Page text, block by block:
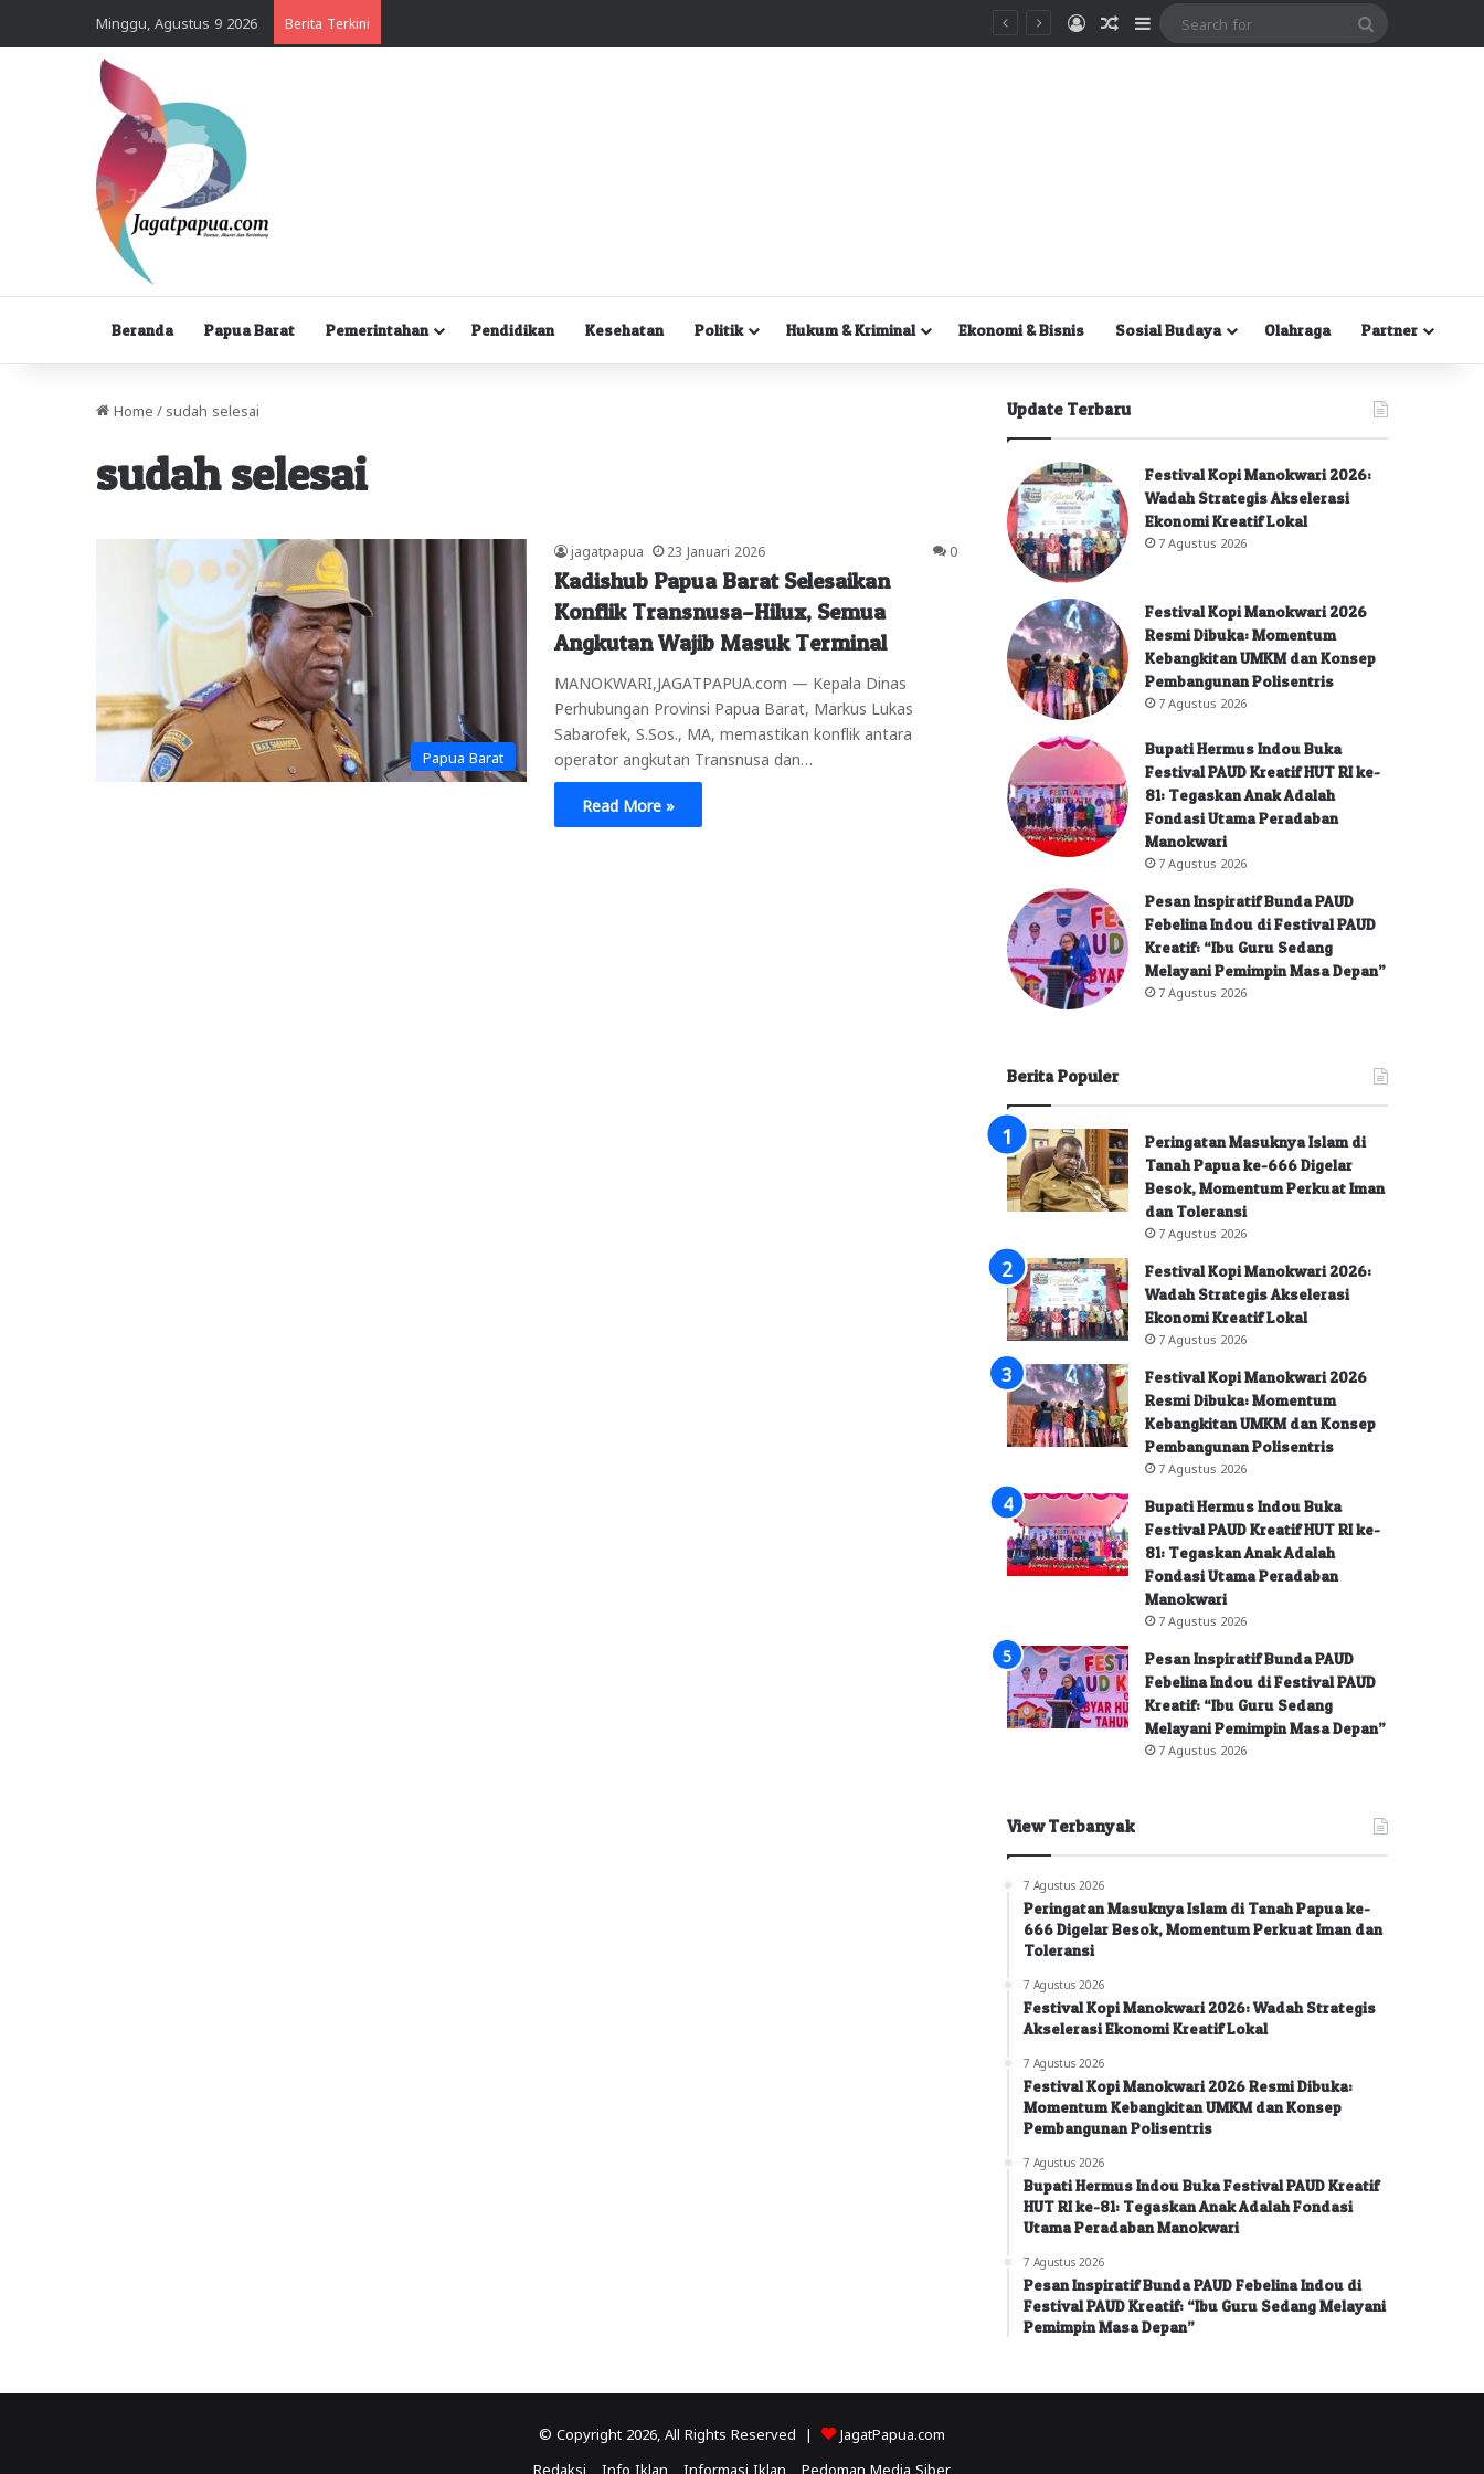
Minggu, Agustus 9 2026 Berita Terkini MasukRandom Article
Sidebar
Beranda Papua Barat Pemerintahan Pendidikan Kesehatan Politik Hukum & Kriminal Ekonomi & Bisnis Sosial Budaya Olahraga Partner
Home / sudah selesai
sudah selesai
Papua Barat
jagatpapua 23 Januari 2026 0
Kadishub Papua Barat Selesaikan
Konflik Transnusa–Hilux, Semua
Angkutan Wajib Masuk Terminal
MANOKWARI,JAGATPAPUA.com — Kepala Dinas
Perhubungan Provinsi Papua Barat, Markus Lukas
Sabarofek, S.Sos., MA, memastikan konflik antara
operator angkutan Transnusa dan…
Read More »
Update Terbaru
Festival Kopi Manokwari 2026:
Wadah Strategis Akselerasi
Ekonomi Kreatif Lokal
7 Agustus 2026
Festival Kopi Manokwari 2026
Resmi Dibuka: Momentum
Kebangkitan UMKM dan Konsep
Pembangunan Polisentris
7 Agustus 2026
Bupati Hermus Indou Buka
Festival PAUD Kreatif HUT RI ke-
81: Tegaskan Anak Adalah
Fondasi Utama Peradaban
Manokwari
7 Agustus 2026
Pesan Inspiratif Bunda PAUD
Febelina Indou di Festival PAUD
Kreatif: “Ibu Guru Sedang
Melayani Pemimpin Masa Depan”
7 Agustus 2026
Berita Populer
Peringatan Masuknya Islam di
Tanah Papua ke-666 Digelar
Besok, Momentum Perkuat Iman
dan Toleransi
7 Agustus 2026
Festival Kopi Manokwari 2026:
Wadah Strategis Akselerasi
Ekonomi Kreatif Lokal
7 Agustus 2026
Festival Kopi Manokwari 2026
Resmi Dibuka: Momentum
Kebangkitan UMKM dan Konsep
Pembangunan Polisentris
7 Agustus 2026
Bupati Hermus Indou Buka
Festival PAUD Kreatif HUT RI ke-
81: Tegaskan Anak Adalah
Fondasi Utama Peradaban
Manokwari
7 Agustus 2026
Pesan Inspiratif Bunda PAUD
Febelina Indou di Festival PAUD
Kreatif: “Ibu Guru Sedang
Melayani Pemimpin Masa Depan”
7 Agustus 2026
View Terbanyak
7 Agustus 2026
Peringatan Masuknya Islam di Tanah Papua ke-
666 Digelar Besok, Momentum Perkuat Iman dan
Toleransi
7 Agustus 2026
Festival Kopi Manokwari 2026: Wadah Strategis
Akselerasi Ekonomi Kreatif Lokal
7 Agustus 2026
Festival Kopi Manokwari 2026 Resmi Dibuka:
Momentum Kebangkitan UMKM dan Konsep
Pembangunan Polisentris
7 Agustus 2026
Bupati Hermus Indou Buka Festival PAUD Kreatif
HUT RI ke-81: Tegaskan Anak Adalah Fondasi
Utama Peradaban Manokwari
7 Agustus 2026
Pesan Inspiratif Bunda PAUD Febelina Indou di
Festival PAUD Kreatif: “Ibu Guru Sedang Melayani
Pemimpin Masa Depan”
© Copyright 2026, All Rights Reserved | JagatPapua.com
Redaksi Info Iklan Informasi Iklan Pedoman Media Siber